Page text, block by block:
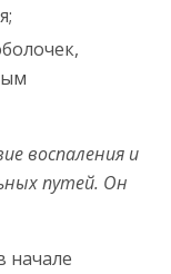
воспаления и
путей. Он